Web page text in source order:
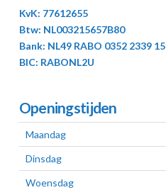
KvK: 77612655
Btw: NL003215657B80
Bank: NL49 RABO 0352 2339 15
BIC: RABONL2U
Openingstijden
Maandag
Dinsdag
Woensdag